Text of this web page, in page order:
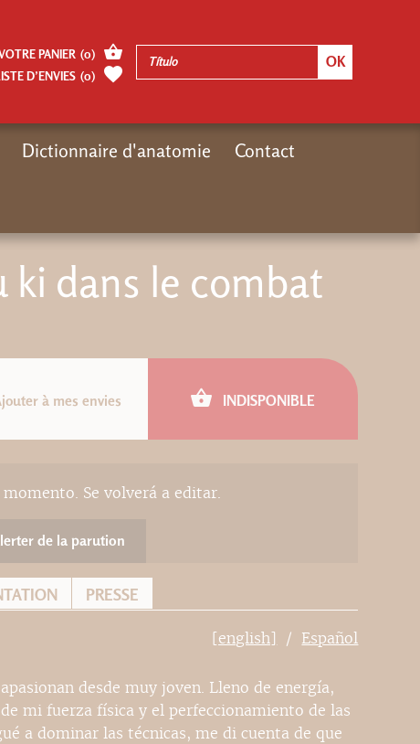
ki dans le combat
à mes envies INDISPONIBLE
Se volverá a editar.
de la parution
PRESSE
[english] Español
desde muy joven. Lleno de energía,
mi fuerza física y el perfeccionamiento de las
a dominar las técnicas, me di cuenta de que
PANIER (0)
D’ENVIES (0)
Dictionnaire d'anatomie Contact